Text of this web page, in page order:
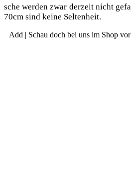
sche wer­den zwar der­zeit nicht
70cm sind kei­ne Seltenheit.
Add | Schau doch bei uns im Shop